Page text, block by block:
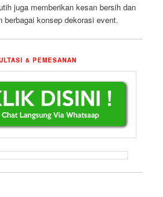
juga memberikan kesan bersih dan
berbagai konsep dekorasi event.
& PEMESANAN